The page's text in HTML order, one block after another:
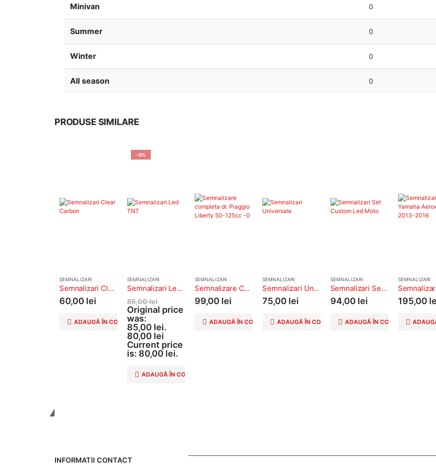
Minivan 0
Summer 0
Winter 0
All season 0
PRODUSE SIMILARE
SEMNALIZARI
Semnalizari Clear Carbon
60,00 lei
ADAUGĂ ÎN COȘ
-6%
SEMNALIZARI
Semnalizari Led TNT
85,00lei
Original price
was:
85,00 lei.
80,00 lei
Current price
is: 80,00 lei.
ADAUGĂ ÎN COȘ
SEMNALIZARI
Semnalizare Completa Dreapta Piaggio Liberty 50cc 125cc 5847796
99,00 lei
ADAUGĂ ÎN COȘ
SEMNALIZARI
Semnalizari Universale
75,00 lei
ADAUGĂ ÎN COȘ
SEMNALIZARI
Semnalizari Set Custom Led Moto
94,00 lei
ADAUGĂ ÎN COȘ
SEMNALIZARI
195,00
INFORMATII CONTACT